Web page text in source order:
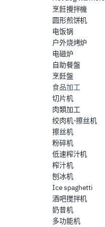
烹飪攪拌機
圆形煎饼机
电饭锅
户外烧烤炉
电磁炉
自助餐盤
烹飪盤
食品加工
切片机
肉類加工
绞肉机-擦丝机
擦丝机
粉碎机
低速榨汁机
榨汁机
刨冰机
Ice spaghetti
酒吧搅拌机
奶昔机
多功能机